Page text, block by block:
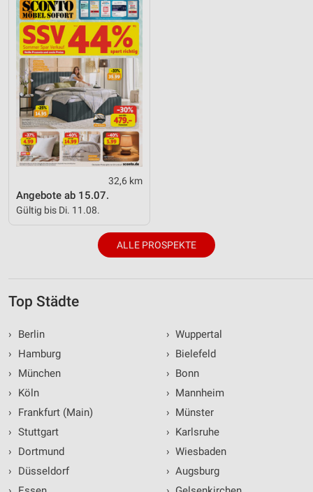
32,6 km
Angebote ab 15.07.
Gültig bis Di. 11.08.
ALLE PROSPEKTE
Top Städte
›
Berlin
›
Hamburg
›
München
›
Köln
›
Frankfurt (Main)
› Stuttgart
›
Dortmund
›
Düsseldorf
› Wuppertal
› Bielefeld
› Bonn
› Mannheim
› Münster
› Karlsruhe
› Wiesbaden
› Augsburg